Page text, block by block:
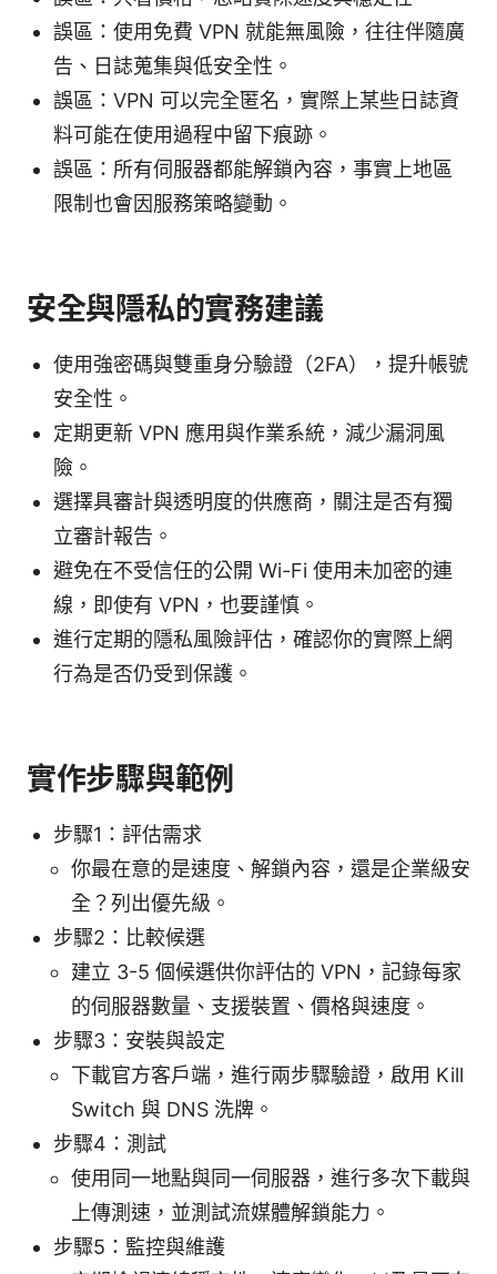
誤區：使用免費 VPN 就能無風險，往往伴隨廣
告、日誌蒐集與低安全性。
誤區：VPN 可以完全匿名，實際上某些日誌資
料可能在使用過程中留下痕跡。
誤區：所有伺服器都能解鎖內容，事實上地區
限制也會因服務策略變動。
安全與隱私的實務建議
使用強密碼與雙重身分驗證（2FA），提升帳號
安全性。
定期更新 VPN 應用與作業系統，減少漏洞風
險。
選擇具審計與透明度的供應商，關注是否有獨
立審計報告。
避免在不受信任的公開 Wi-Fi 使用未加密的連
線，即使有 VPN，也要謹慎。
進行定期的隱私風險評估，確認你的實際上網
行為是否仍受到保護。
實作步驟與範例
步驟1：評估需求
你最在意的是速度、解鎖內容，還是企業級安
全？列出優先級。
步驟2：比較候選
建立 3-5 個候選供你評估的 VPN，記錄每家
的伺服器數量、支援裝置、價格與速度。
步驟3：安裝與設定
下載官方客戶端，進行兩步驟驗證，啟用 Kill
Switch 與 DNS 洗牌。
步驟4：測試
使用同一地點與同一伺服器，進行多次下載與
上傳測速，並測試流媒體解鎖能力。
步驟5：監控與維護